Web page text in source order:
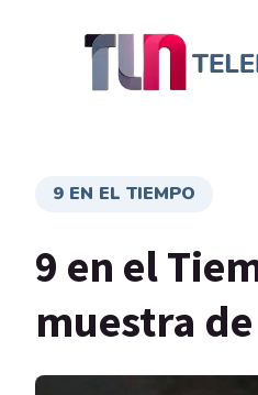
9 EN EL TIEMPO
9 en el
muestra